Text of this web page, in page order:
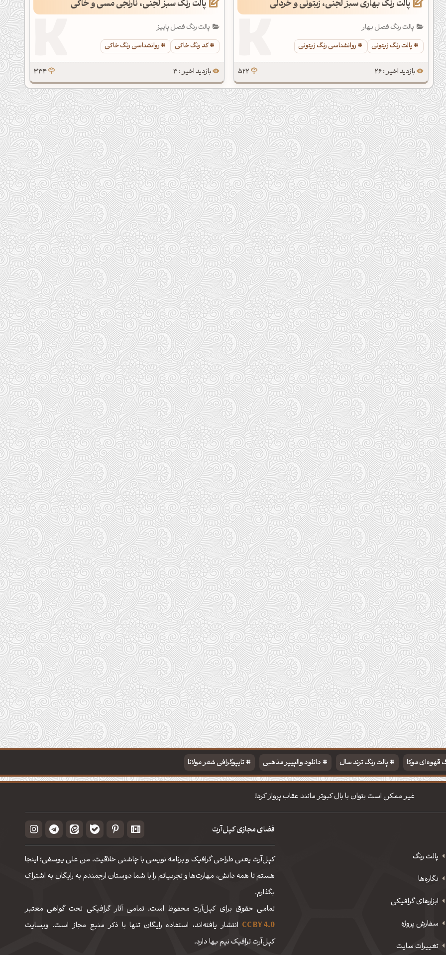
پالت رنگ بهاری سبز لجنی، زیتونی و خردلی
پالت رنگ فصل بهار
پالت رنگ زیتونی
روانشناسی رنگ زیتونی
بازدید اخیر : 26 522
پالت رنگ سبز لجنی، نارنجی مسی و خاکی
پالت رنگ فصل پاییز
کد رنگ خاکی
روانشناسی رنگ خاکی
بازدید اخیر : 3 334
قهوه‌ای موکا پالت رنگ ترند سال دانلود والپیپر مذهبی تایپوگرافی شعر مولانا
غیر ممكن است بتوان با بال كبوتر مانند عقاب پرواز كرد!
پالت رنگ
نگاره‌ها
ابزارهای گرافیکی
سفارش پروژه
تغییرات سایت
فضای مجازی کپل‌آرت
کپل‌آرت یعنی طراحی گرافیک و برنامه نویسی با چاشنی خلاقیت. من علی یوسفی؛ اینجا
هستم تا همه دانش، مهارت‌‌ها و تجربیاتم را با شما دوستان ارجمندم به رایگان به اشتراک
بگذارم.
تمامی حقوق برای کپل‌آرت محفوظ است. تمامی آثار گرافیکی تحت گواهی معتبر
CC BY 4.0 انتشار یافته‌اند، استفاده رایگان تنها با ذکر منبع مجاز است. وبسایت
کپل‌آرت ترافیک نیم بها دارد.